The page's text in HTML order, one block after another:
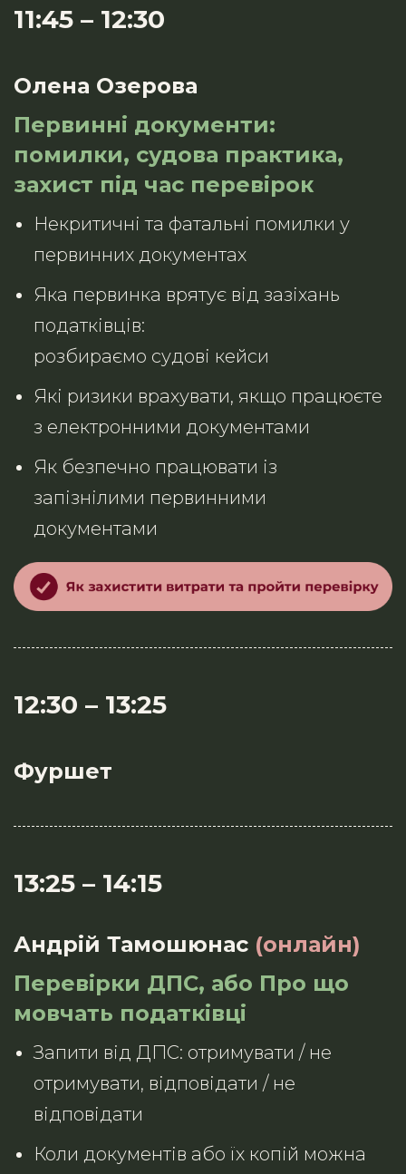
11:45 – 12:30
Олена Озерова
Первинні документи:
помилки, судова практика,
захист під час перевірок
Некритичні та фатальні помилки у
первинних документах
Яка первинка врятує від зазіхань
податківців:
розбираємо судові кейси
Які ризики врахувати, якщо працюєте
з електронними документами
Як безпечно працювати із
запізнілими первинними
документами
12:30 – 13:25
Фуршет
13:25 – 14:15
Андрій Тамошюнас (онлайн)
Перевірки ДПС, або Про що
мовчать податківці
Запити від ДПС: отримувати / не
отримувати, відповідати / не
відповідати
Коли документів або їх копій можна